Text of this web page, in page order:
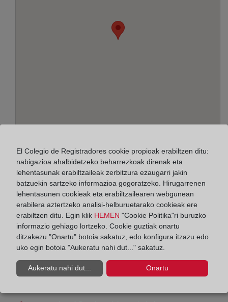
Yanguas y Miranda, 1 - 7º, 31002
Horario:
De lunes a viernes de 09:00 a 17:00 horas
Agosto: De lunes a viernes de 09:00 a 14:00 horas
Los días 24 y 31 de diciembre de 09:00 a 14:00
horas
Datos de contacto:
El Colegio de Registradores cookie propioak erabiltzen ditu:
nabigazioa ahalbidetzeko beharrezkoak direnak eta
lehentasunak erabiltzaileak zerbitzura ezaugarri jakin
batzuekin sartzeko informazioa gogoratzeko. Hirugarrenen
lehentasunen cookieak eta erabiltzailearen webgunean
erabilera aztertzeko analisi-helburuetarako cookieak ere
erabiltzen ditu. Egin klik HEMEN "Cookie Politika"ri buruzko
informazio gehiago lortzeko. Cookie guztiak onartu
ditzakezu "Onartu" botoia sakatuz, edo konfigura itzazu edo
uko egin botoia "Aukeratu nahi dut..." sakatuz.
Aukeratu nahi dut... Onartu